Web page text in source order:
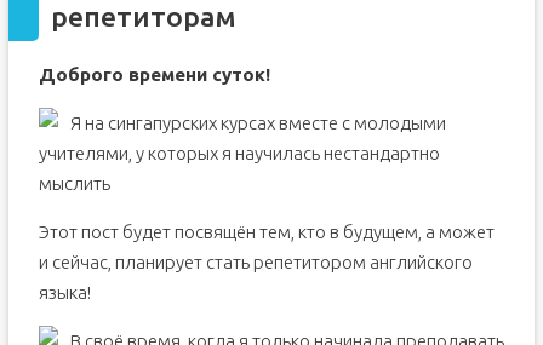
2. Общие советы о том, как лучше учить английский
3. Руководство: Как начать учить английский с нуля
1. Изучите правила чтения английского языка
2. Уточните, как произносятся слова
3. Начните формировать словарный запас
4. Учите грамматику
5. Слушайте подкасты своего уровня
репетиторам
Доброго времени суток!
Я на сингапурских курсах вместе с молодыми
учителями, у которых я научилась нестандартно
мыслить
Этот пост будет посвящён тем, кто в будущем, а может
и сейчас, планирует стать репетитором английского
языка!
В своё время, когда я только начинала преподавать